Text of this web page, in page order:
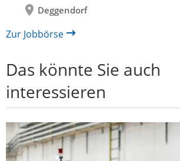
Deggendorf
Zur Jobbörse
Das könnte Sie auch
interessieren